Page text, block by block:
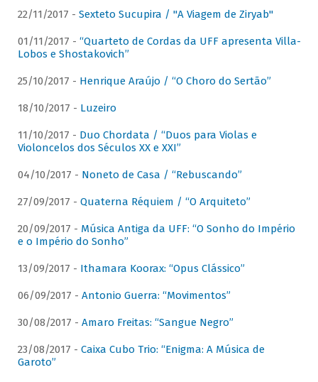
22/11/2017 - Sexteto Sucupira / "A Viagem de Ziryab"
01/11/2017 - “Quarteto de Cordas da UFF apresenta Villa-
Lobos e Shostakovich”
25/10/2017 - Henrique Araújo / “O Choro do Sertão”
18/10/2017 - Luzeiro
11/10/2017 - Duo Chordata / “Duos para Violas e
Violoncelos dos Séculos XX e XXI”
04/10/2017 - Noneto de Casa / “Rebuscando”
27/09/2017 - Quaterna Réquiem / “O Arquiteto”
20/09/2017 - Música Antiga da UFF: “O Sonho do Império
e o Império do Sonho”
13/09/2017 - Ithamara Koorax: “Opus Clássico”
06/09/2017 - Antonio Guerra: “Movimentos”
30/08/2017 - Amaro Freitas: “Sangue Negro”
23/08/2017 - Caixa Cubo Trio: “Enigma: A Música de
Garoto”